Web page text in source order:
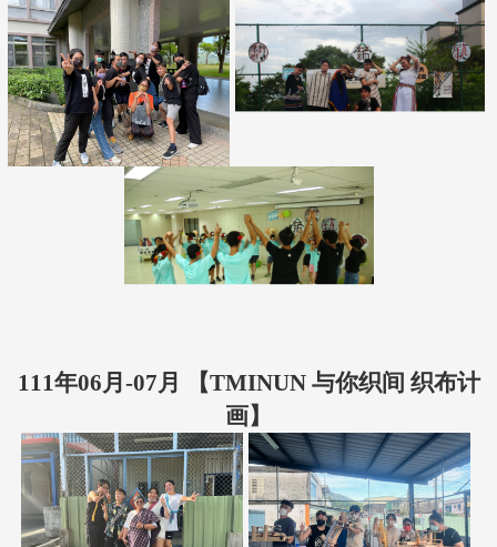
111年06月-07月 【TMINUN 与你织间 织布计
画】